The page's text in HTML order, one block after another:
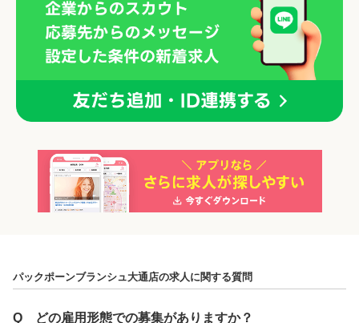
「正社員」を募集している店舗
など）が見られます
パックポーンブランシュ大通店の求人に関する質問
Q
どの雇用形態での募集がありますか？